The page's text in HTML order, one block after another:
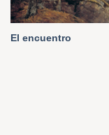
El encuentro